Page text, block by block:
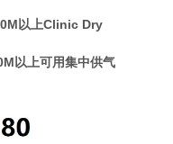
以上Clinic Dry
以上可用集中供气